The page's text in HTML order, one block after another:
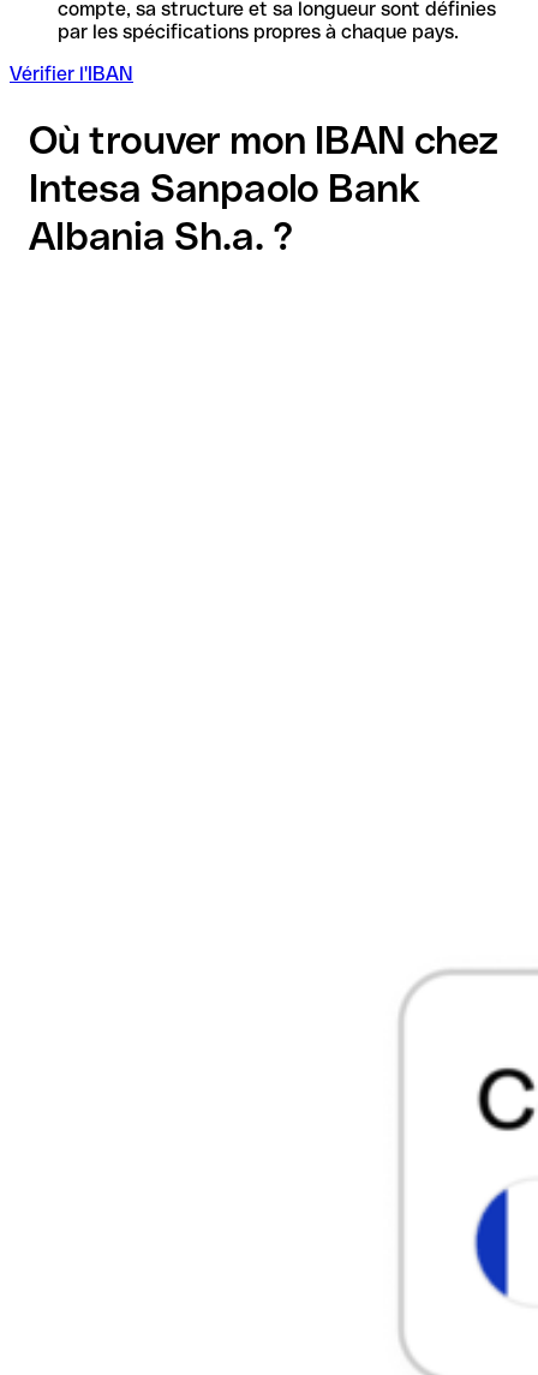
compte, sa structure et sa longueur sont définies
par les spécifications propres à chaque pays.
Vérifier l'IBAN
Où trouver mon IBAN chez
Intesa Sanpaolo Bank
Albania Sh.a. ?